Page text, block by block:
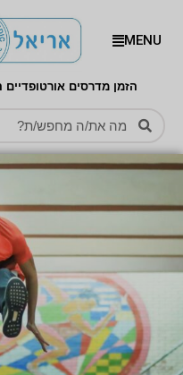
MENU
הזמן מדרסים